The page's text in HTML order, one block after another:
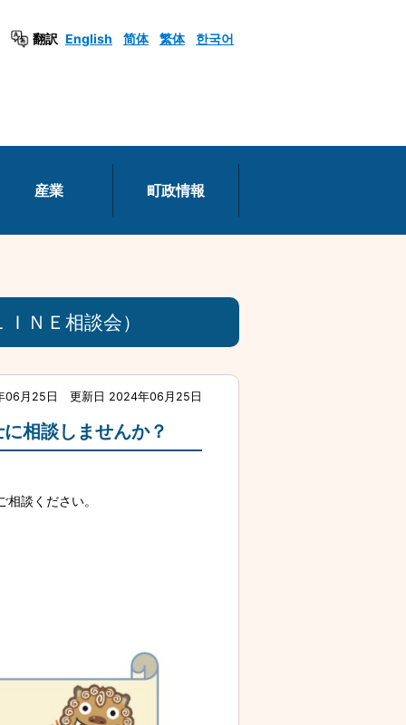
翻訳 English 简体 繁体 한국어
産業 町政情報
ＮＥ相談会）
06月25日 更新日 2024年06月25日
相談しませんか？
談ください。